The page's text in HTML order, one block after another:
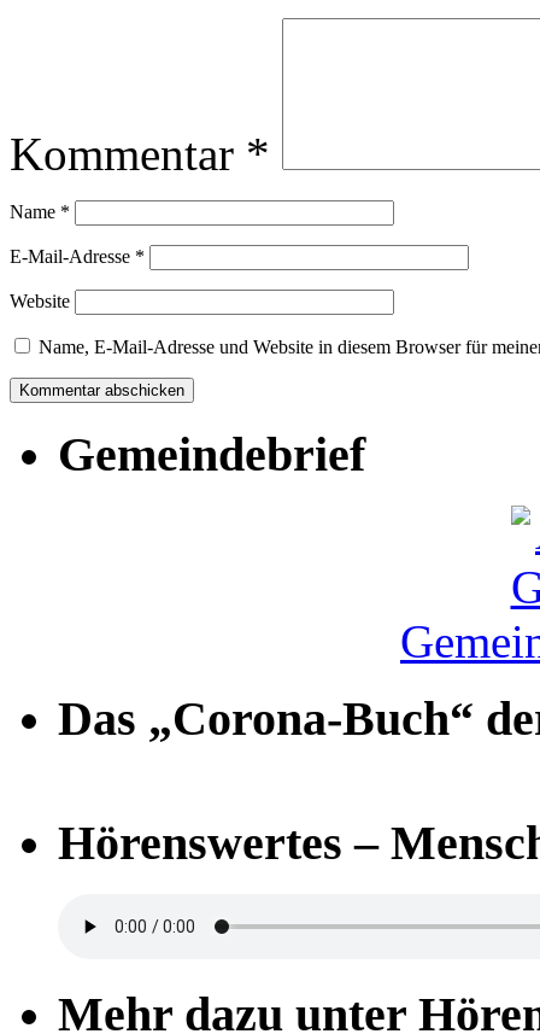
Kommentar *
Name *
E-Mail-Adresse *
Website
Name, E-Mail-Adresse und Website in diesem Browser für
Gemeindebrief
Das „Corona-Buch“
Hörenswertes –
Mehr dazu unter